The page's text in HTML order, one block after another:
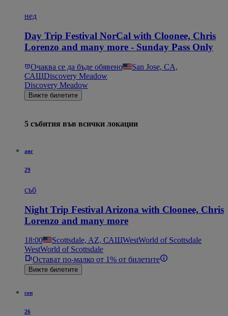
нед
Day Trip Festival NorCal with Cloonee, Chris
Lorenzo and many more - Sunday Pass Only
Очаква се да бъде обявено
San Jose, CA,
САЩDiscovery Meadow
Discovery Meadow
Вижте билетите
5 събития във всички локации
авг
29
съб
Night Trip Festival Arizona with Cloonee, Chris
Lorenzo and many more
18:00 Scottsdale, AZ, САЩWestWorld of Scottsdale
WestWorld of Scottsdale
Остават по-малко от 1% от билетите
Вижте билетите
сеп
26